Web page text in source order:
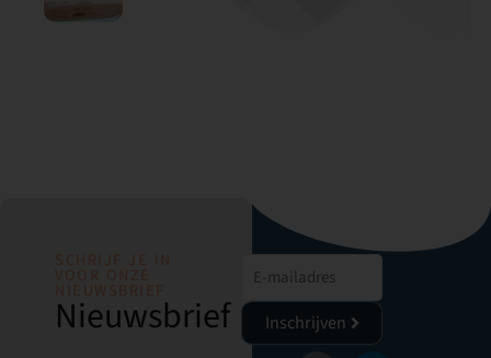
SCHRIJF JE IN
VOOR ONZE
NIEUWSBRIEF
Nieuwsbrief Inschrijven